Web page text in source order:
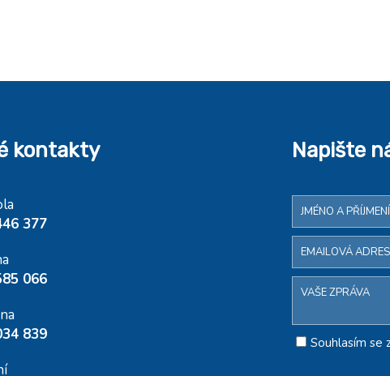
kontakty
377
066
839
Napište
Souhlasím se